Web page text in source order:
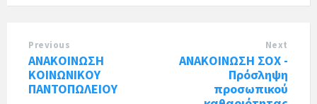
Previous
ΑΝΑΚΟΙΝΩΣΗ
ΚΟΙΝΩΝΙΚΟΥ
ΠΑΝΤΟΠΩΛΕΙΟΥ
Next
ΑΝΑΚΟΙΝΩΣΗ ΣΟΧ -
Πρόσληψη
προσωπικού